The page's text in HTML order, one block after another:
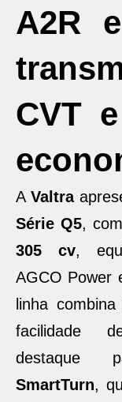
A2R
CVT
A Valtra
Série Q5,
305 cv,
AGCO Power
linha
facilidade
destaque
SmartTurn,